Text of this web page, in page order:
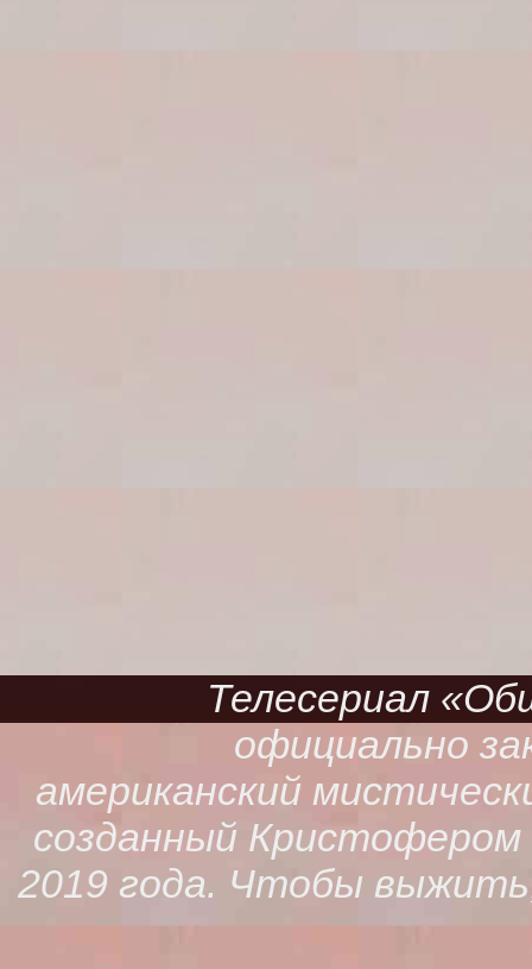
Телесериал
официально
американский
созданный
2019 года. Чтобы